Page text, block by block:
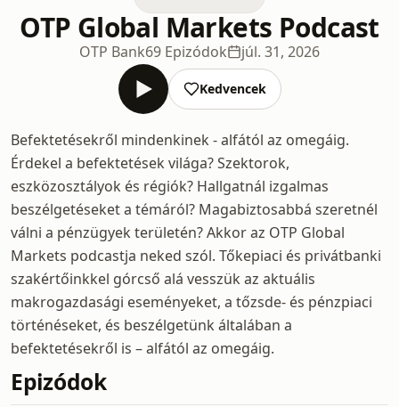
OTP Global Markets Podcast
OTP Bank69 Epizódok júl. 31, 2026
Kedvencek
Befektetésekről mindenkinek - alfától az omegáig.
Érdekel a befektetések világa? Szektorok,
eszközosztályok és régiók? Hallgatnál izgalmas
beszélgetéseket a témáról? Magabiztosabbá szeretnél
válni a pénzügyek területén? Akkor az OTP Global
Markets podcastja neked szól. Tőkepiaci és privátbanki
szakértőinkkel górcső alá vesszük az aktuális
makrogazdasági eseményeket, a tőzsde- és pénzpiaci
történéseket, és beszélgetünk általában a
befektetésekről is – alfától az omegáig.
Epizódok